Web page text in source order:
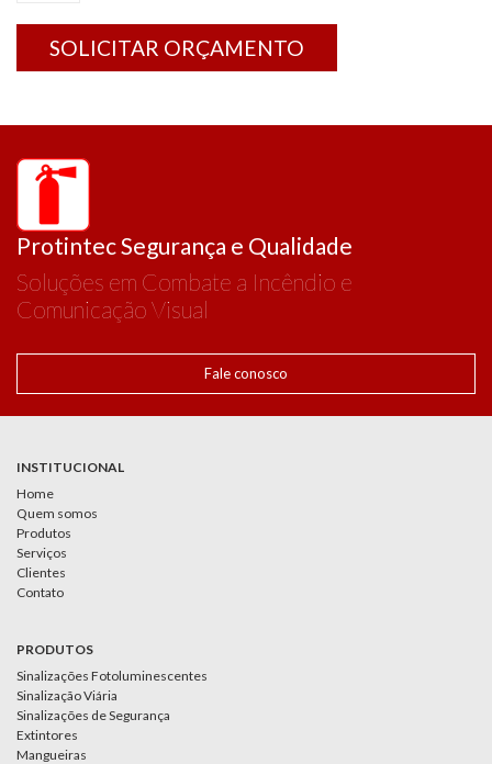
quantidade
SOLICITAR ORÇAMENTO
Protintec Segurança e Qualidade
Soluções em Combate a Incêndio e
Comunicação Visual
Fale conosco
INSTITUCIONAL
Home
Quem somos
Produtos
Serviços
Clientes
Contato
PRODUTOS
Sinalizações Fotoluminescentes
Sinalização Viária
Sinalizações de Segurança
Extintores
Mangueiras